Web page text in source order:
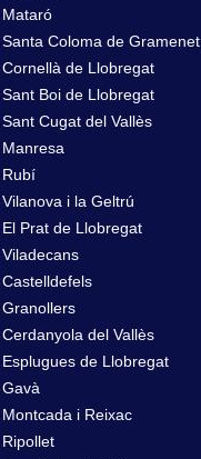
Mataró
Santa Coloma de Gramenet
Cornellà de Llobregat
Sant Boi de Llobregat
Cugat del Vallès
Rubí
i la Geltrú
El Prat de Llobregat
del Vallès
Esplugues de Llobregat
i Reixac